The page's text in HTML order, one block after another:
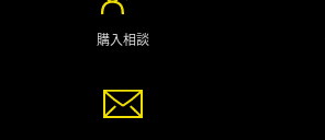
購入相談